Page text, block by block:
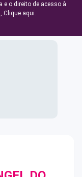
e o direito de acesso à
Clique aqui.